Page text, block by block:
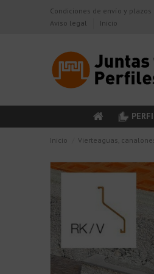
Condiciones de envío y plazos
Aviso legal
Inicio
Inicio Vierteaguas,